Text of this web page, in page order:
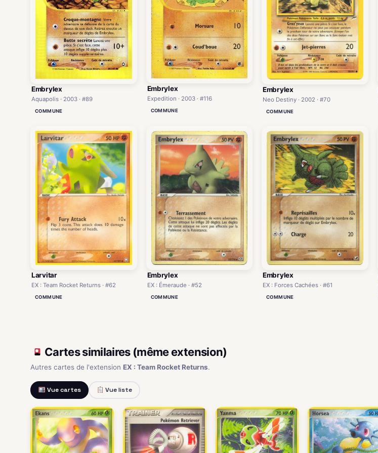
Embrylex
Aquapolis · 2003 · #89
COMMUNE
Embrylex
Expedition · 2003 · #116
COMMUNE
Embrylex
Neo Destiny · 2002 · #70
COMMUNE
Larvitar
EX : Team Rocket Returns · #62
COMMUNE
Embrylex
EX : Émeraude · #52
COMMUNE
Embrylex
EX : Forces Cachées · #61
COMMUNE
Cartes similaires (même extension)
Autres cartes de l'extension EX : Team Rocket Returns.
Vue cartes Vue liste